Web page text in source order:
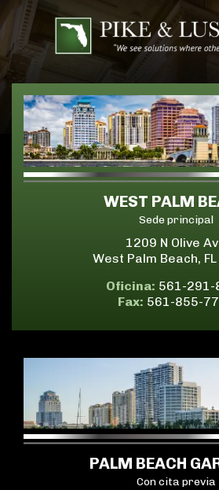
WEST PALM
Sede principal
1209 N Olive
West Palm Beach,
Oficina: 561-291-
Fax: 561-855-
PALM BEACH
Con cita previa